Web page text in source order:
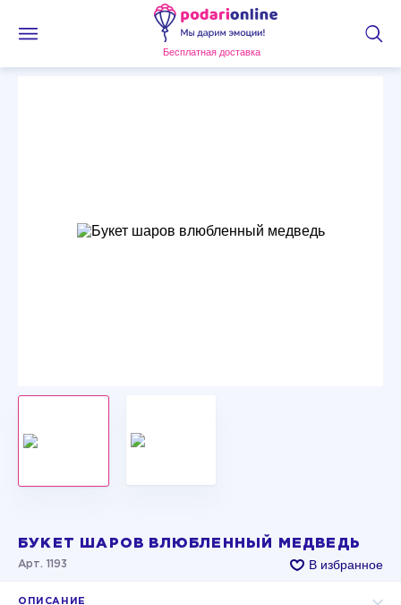
Бесплатная доставка
БУКЕТ ШАРОВ ВЛЮБЛЕННЫЙ МЕДВЕДЬ
Арт. 1193 В избранное
ОПИСАНИЕ